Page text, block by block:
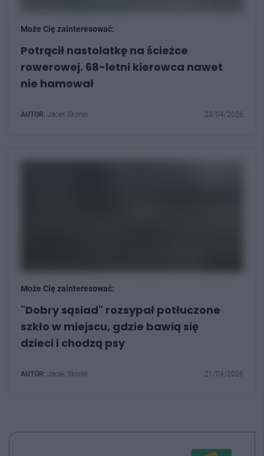
Może Cię zainteresować:
Potrącił nastolatkę na ścieżce
rowerowej. 68-letni kierowca nawet
nie hamował
AUTOR: Jacek Skorek 23/04/2026
Może Cię zainteresować:
"Dobry sąsiad" rozsypał potłuczone
szkło w miejscu, gdzie bawią się
dzieci i chodzą psy
AUTOR: Jacek Skorek 21/04/2026